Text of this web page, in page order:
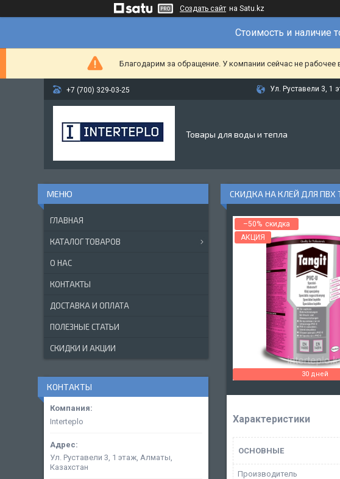
Создать сайт на Satu.kz
Стоимость и наличие
Благодарим за обращение. У компании сейчас не
+7 (700) 329-03-25 Ул. Руставели 3, 1
Товары для воды и тепла
СКИДКА НА КЛЕЙ ДЛЯ ПВХ
–50%
30 дней
АКЦИЯ
Характеристики
ОСНОВНЫЕ
Производитель
ГЛАВНАЯ
КАТАЛОГ ТОВАРОВ
О НАС
КОНТАКТЫ
ДОСТАВКА И ОПЛАТА
ПОЛЕЗНЫЕ СТАТЬИ
СКИДКИ И АКЦИИ
КОНТАКТЫ
Interteplo
Ул. Руставели 3, 1 этаж, Алматы,
Казахстан